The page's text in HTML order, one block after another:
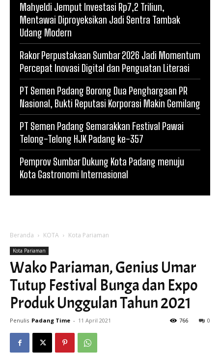
Mahyeldi Jemput Investasi Rp7,2 Triliun,
Mentawai Diproyeksikan Jadi Sentra Tambak
Udang Modern
Rakor Perpustakaan Sumbar 2026 Jadi Momentum
Percepat Inovasi Digital dan Penguatan Literasi
PT Semen Padang Borong Dua Penghargaan PR
Nasional, Bukti Reputasi Korporasi Makin Gemilang
PT Semen Padang Semarakkan Festival Pawai
Telong-Telong HJK Padang ke-357
Pemprov Sumbar Dukung Kota Padang menuju
Kota Gastronomi Internasional